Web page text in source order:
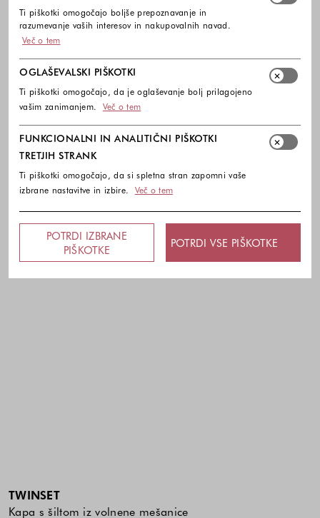
TWINSET
Kapa s šiltom iz volnene mešanice
Ti piškotki omogočajo boljše prepoznavanje in
razumevanje vaših interesov in nakupovalnih navad.
Več o tem
OGLAŠEVALSKI PIŠKOTKI
Ti piškotki omogočajo, da je oglaševanje bolj prilagojeno
vašim zanimanjem.
Več o tem
FUNKCIONALNI IN ANALITIČNI PIŠKOTKI
TRETJIH STRANK
Ti piškotki omogočajo, da si spletna stran zapomni vaše
izbrane nastavitve in izbire.
Več o tem
POTRDI IZBRANE
PIŠKOTKE
POTRDI VSE PIŠKOTKE